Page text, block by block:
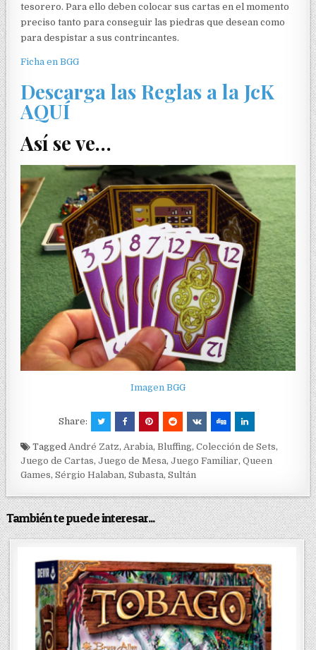
tesorero. Para ello deben colocar sus cartas en el momento
preciso tanto para conseguir las piedras que desean como
para despistar a sus contrincantes.
Ficha en BGG
Descarga las Reglas a la JcK
AQUÍ
Así se ve…
Imagen BGG
Share:
TaggedAndré Zatz,Arabia,Bluffing,Colección de Sets,
Juego de Cartas,Juego de Mesa,Juego Familiar,Queen
Games,Sérgio Halaban,Subasta,Sultán
También te puede interesar...